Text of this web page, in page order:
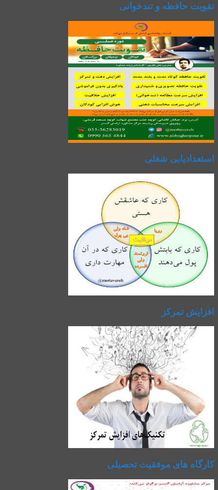
تقویت حافظه و تندخوانی
استعدادیابی شغلی
افزایش تمرکز
کارگاه های موفقیت تحصیلی